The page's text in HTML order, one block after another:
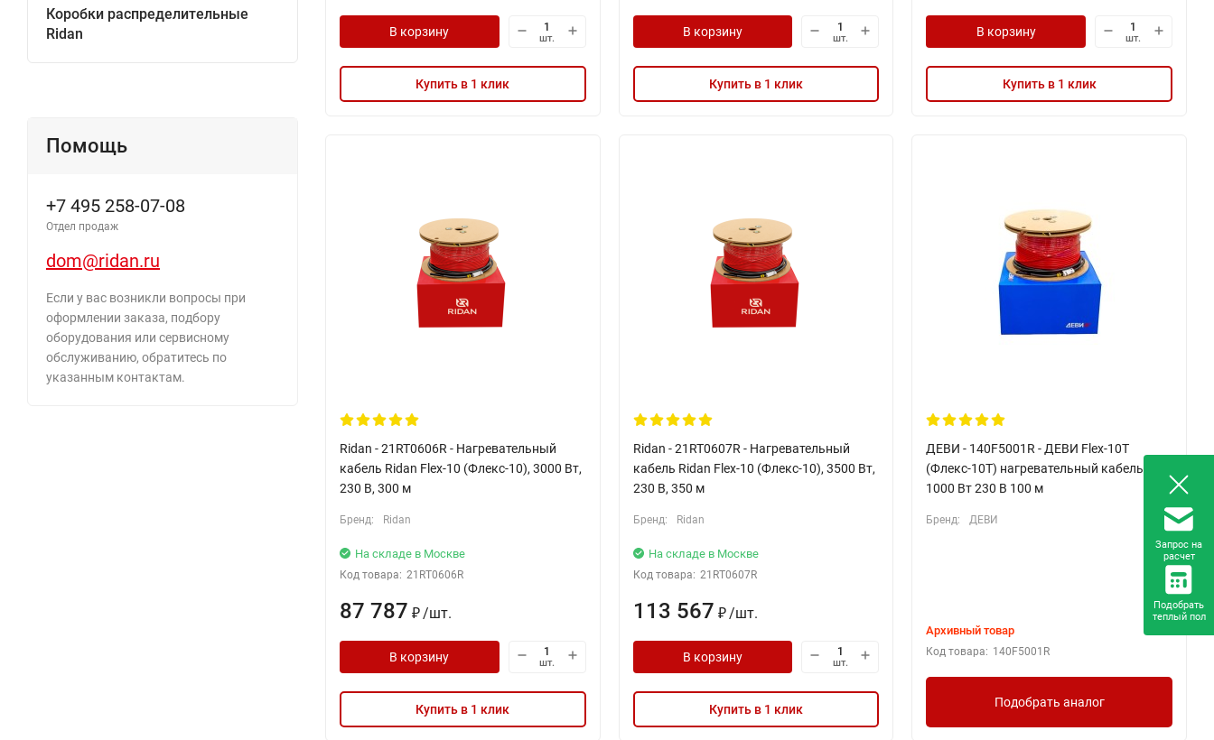
Коробки распределительные
Ridan
Помощь
+7 495 258-07-08
Отдел продаж
dom@ridan.ru
Если у вас возникли вопросы при
оформлении заказа, подбору
оборудования или сервисному
обслуживанию, обратитесь по
указанным контактам.
В корзину шт.
Купить в 1 клик
В корзину шт.
Купить в 1 клик
В корзину шт.
Купить в 1 клик
Ridan - 21RT0606R - Нагревательный
кабель Ridan Flex-10 (Флекс-10), 3000 Вт,
230 В, 300 м
Бренд: Ridan
На складе в Москве
Код товара: 21RT0606R
87 787 ₽ /шт.
В корзину шт.
Купить в 1 клик
Ridan - 21RT0607R - Нагревательный
кабель Ridan Flex-10 (Флекс-10), 3500 Вт,
230 В, 350 м
Бренд: Ridan
На складе в Москве
Код товара: 21RT0607R
113 567 ₽ /шт.
В корзину шт.
Купить в 1 клик
ДЕВИ - 140F5001R - ДЕВИ Flex-10T
(Флекс-10Т) нагревательный кабель
1000 Вт 230 В 100 м
Бренд: ДЕВИ
Архивный товар
Код товара: 140F5001R
Подобрать аналог
Запрос на
расчет
Подобрать
теплый пол